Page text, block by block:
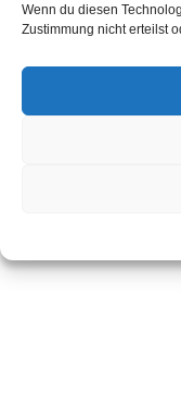
Wenn du diesen
Zustimmung nicht erteilst
Datenschutz